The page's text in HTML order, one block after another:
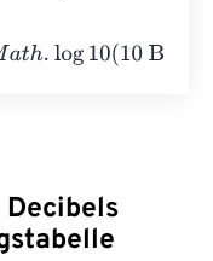
(10 Brake horsepower